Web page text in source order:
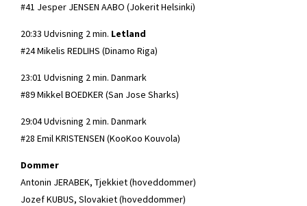
#41 Jesper JENSEN AABO (Jokerit Helsinki)
20:33 Udvisning 2 min. Letland
#24 Mikelis REDLIHS (Dinamo Riga)
23:01 Udvisning 2 min. Danmark
#89 Mikkel BOEDKER (San Jose Sharks)
29:04 Udvisning 2 min. Danmark
#28 Emil KRISTENSEN (KooKoo Kouvola)
Dommer
Antonin JERABEK, Tjekkiet (hoveddommer)
Jozef KUBUS, Slovakiet (hoveddommer)